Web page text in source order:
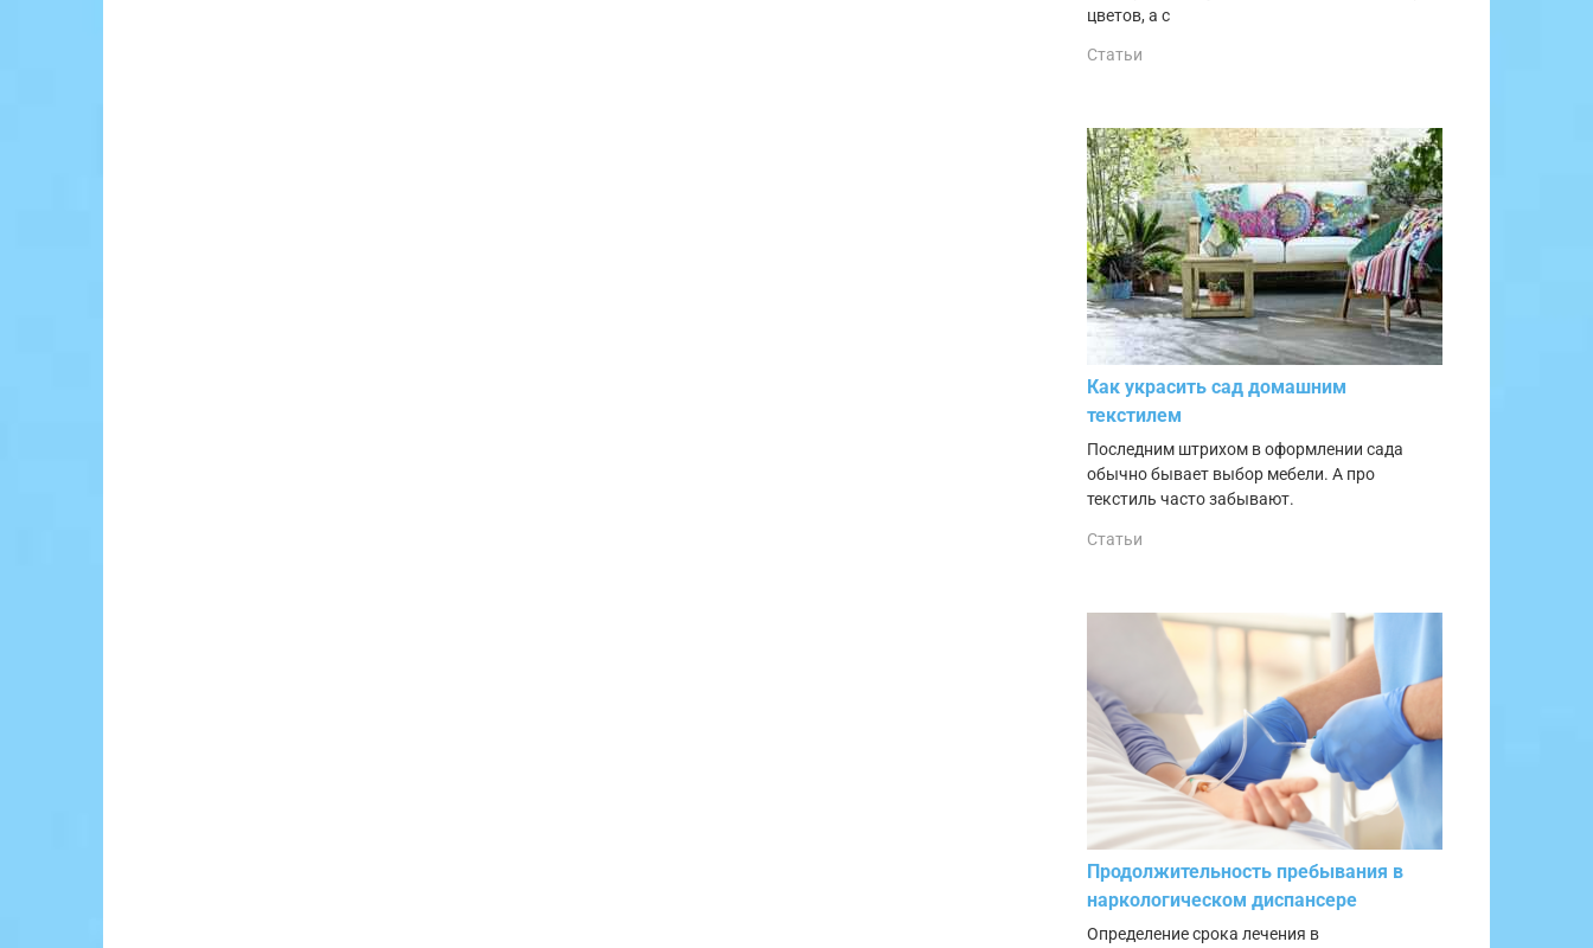
цветов, а с
Статьи
Как украсить сад домашним
текстилем
Последним штрихом в оформлении сада
обычно бывает выбор мебели. А про
текстиль часто забывают.
Статьи
Продолжительность пребывания в
наркологическом диспансере
Определение срока лечения в